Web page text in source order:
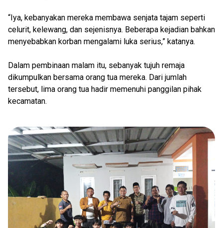
“Iya, kebanyakan mereka membawa senjata tajam seperti
celurit, kelewang, dan sejenisnya. Beberapa kejadian bahkan
menyebabkan korban mengalami luka serius,” katanya.
Dalam pembinaan malam itu, sebanyak tujuh remaja
dikumpulkan bersama orang tua mereka. Dari jumlah
tersebut, lima orang tua hadir memenuhi panggilan pihak
kecamatan.